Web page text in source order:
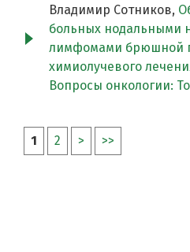
Владимир Сотников,
больных нодальными
лимфомами брюшной
химиолучевого
Вопросы онкологии:
1 2 > >>